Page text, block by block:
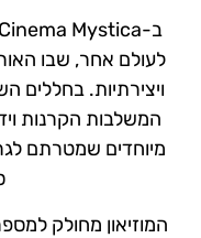
לעולם אחר, שבו
ויצירתיות. בחללים
המשלבות הקרנות
מיוחדים שמטרתם
המוזיאון מחולק